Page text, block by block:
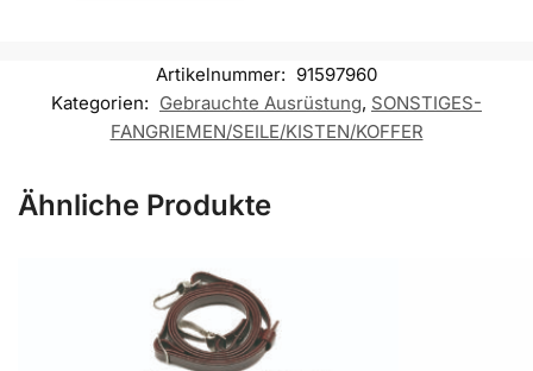
Artikelnummer: 91597960
Kategorien: Gebrauchte Ausrüstung, SONSTIGES-
FANGRIEMEN/SEILE/KISTEN/KOFFER
Ähnliche Produkte